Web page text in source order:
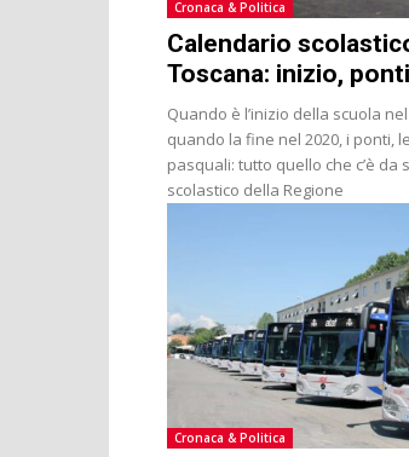
Cronaca & Politica
Calendario
Toscana: inizio,
Quando è l’inizio della scuola
quando la fine nel 2020, i ponti,
pasquali: tutto quello che c’è
scolastico della Regione
Cronaca & Politica